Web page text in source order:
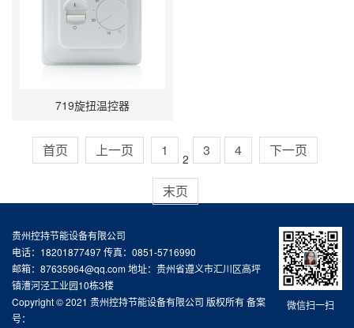
719旋扭温控器
首页 上一页 1 2 3 4 下一页
末页
微信扫一扫
贵州控持节能设备有限公司
电话：18201877497 传真：0851-5716990
邮箱：87635964@qq.com 地址：贵州省遵义市汇川区高坪
镇漕河泾工业园10栋3楼
Copyright © 2021 贵州控持节能设备有限公司 版权所有 备案
号：